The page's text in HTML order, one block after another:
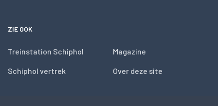
ZIE OOK
Treinstation Schiphol
Schiphol vertrek
Magazine
Over deze site